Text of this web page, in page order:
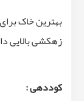
بهترین خاک
زهکشی بالایی
کوددهی :